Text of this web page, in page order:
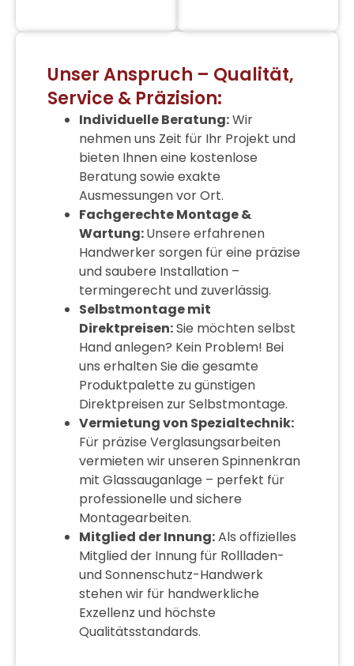
Unser Anspruch – Qualität,
Service & Präzision:
Individuelle Beratung:Wir
nehmen uns Zeit für Ihr Projekt und
bieten Ihnen eine kostenlose
Beratung sowie exakte
Ausmessungen vor Ort.
Fachgerechte Montage &
Wartung:Unsere erfahrenen
Handwerker sorgen für eine präzise
und saubere Installation –
termingerecht und zuverlässig.
Selbstmontage mit
Direktpreisen:Sie möchten selbst
Hand anlegen? Kein Problem! Bei
uns erhalten Sie die gesamte
Produktpalette zu günstigen
Direktpreisen zur Selbstmontage.
Vermietung von Spezialtechnik:
Für präzise Verglasungsarbeiten
vermieten wir unseren Spinnenkran
mit Glassauganlage – perfekt für
professionelle und sichere
Montagearbeiten.
Mitglied der Innung:Als offizielles
Mitglied der Innung für Rollladen-
und Sonnenschutz-Handwerk
stehen wir für handwerkliche
Exzellenz und höchste
Qualitätsstandards.